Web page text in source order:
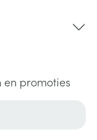
promoties